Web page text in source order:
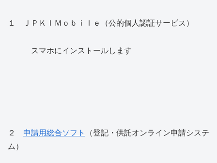
１ ＪＰＫＩＭｏｂｉｌｅ（公的個人認証サービス）
スマホにインストールします
２ 申請用総合ソフト
（登記・供託オンライン申請システ
ム）